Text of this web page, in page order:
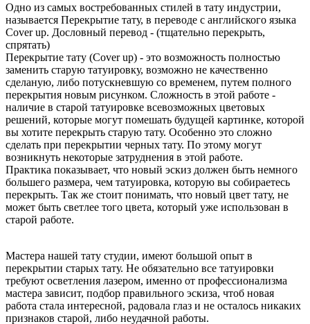
Одно из самых востребованных стилей в тату индустрии,
называется Перекрытие тату, в переводе с английского языка
Cover up. Дословный перевод - (тщательно перекрыть,
спрятать)
Перекрытие тату (Cover up) - это возможность полностью
заменить старую татуировку, возможно не качественно
сделаную, либо потускневшую со временем, путем полного
перекрытия новым рисунком. Сложность в этой работе -
наличие в старой татуировке всевозможных цветовых
решений, которые могут помешать будущей картинке, которой
вы хотите перекрыть старую тату. Особенно это сложно
сделать при перекрытии черных тату. По этому могут
возникнуть некоторые затруднения в этой работе.
Практика показывает, что новый эскиз должен быть немного
большего размера, чем татуировка, которую вы собираетесь
перекрыть. Так же стоит понимать, что новый цвет тату, не
может быть светлее того цвета, который уже использован в
старой работе.
Мастера нашей тату студии, имеют большой опыт в
перекрытии старых тату. Не обязательно все татуировки
требуют осветления лазером, именно от профессионализма
мастера зависит, подбор правильного эскиза, чтоб новая
работа стала интересной, радовала глаз и не осталось никаких
признаков старой, либо неудачной работы.